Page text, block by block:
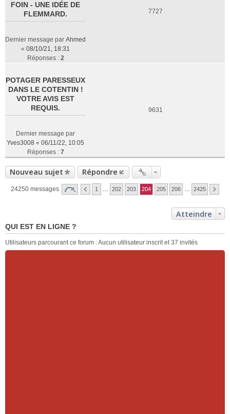
FOIN - UNE IDÉE DE
FLEMMARD.
Dernier message par Ahmed
« 08/10/21, 18:31
Réponses : 2
7727
POTAGER PARESSEUX
DANS LE COTENTIN !
VOTRE AVIS EST
REQUIS.
Dernier message par
Yves3008 « 06/11/22, 10:05
Réponses : 7
9631
Nouveau sujet Répondre
24250 messages 1 202 203 204 205 206 2425
Atteindre
QUI EST EN LIGNE ?
Utilisateurs parcourant ce forum : Aucun utilisateur inscrit et 37 invités